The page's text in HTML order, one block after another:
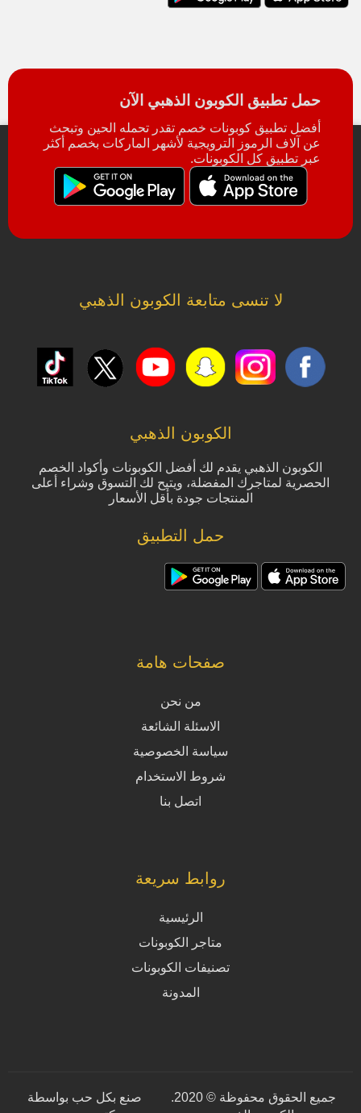
حمل تطبيق الكوبون الذهبي الآن
أفضل تطبيق كوبونات خصم تقدر تحمله الحين وتبحث
عن آلاف الرموز الترويجية لأشهر الماركات بخصم أكثر
عبر تطبيق كل الكوبونات.
لا تنسى متابعة الكوبون الذهبي
الكوبون الذهبي
الكوبون الذهبي يقدم لك أفضل الكوبونات وأكواد الخصم
الحصرية لمتاجرك المفضلة، ويتيح لك التسوق وشراء أعلى
المنتجات جودة بأقل الأسعار
حمل التطبيق
صفحات هامة
من نحن
الاسئلة الشائعة
سياسة الخصوصية
شروط الاستخدام
اتصل بنا
روابط سريعة
الرئيسية
متاجر الكوبونات
تصنيفات الكوبونات
المدونة
جميع الحقوق محفوظة © 2020.
صنع بكل حب بواسطة